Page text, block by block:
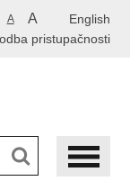
English
A A
pristupačnosti